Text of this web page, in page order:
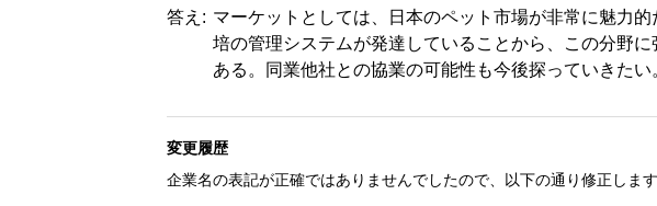
答え: マーケットとしては、日本のペット市場が非常に魅力
培の管理システムが発達していることから、この分野
ある。同業他社との協業の可能性も今後探っていきたい
変更履歴
企業名の表記が正確ではありませんでしたので、以下の通り修正しま